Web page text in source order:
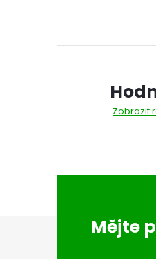
Zobrazit
Mějte